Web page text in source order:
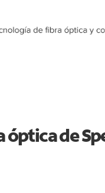
óptica de